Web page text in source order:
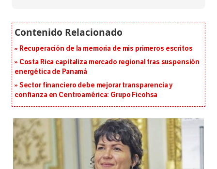
Recuperación de la memoria de mis primeros escritos
Costa Rica capitaliza mercado regional tras suspensión
energética de Panamá
Sector financiero debe mejorar transparencia y
confianza en Centroamérica: Grupo Ficohsa